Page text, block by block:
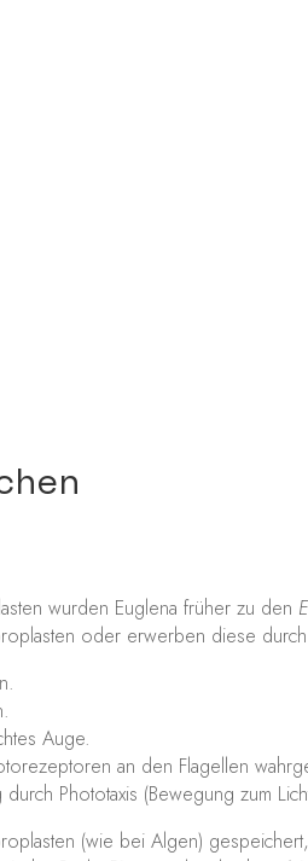
wurden Euglena früher zu den
oder erwerben diese
Auge.
an den Flagellen
Phototaxis (Bewegung zum
(wie bei Algen)